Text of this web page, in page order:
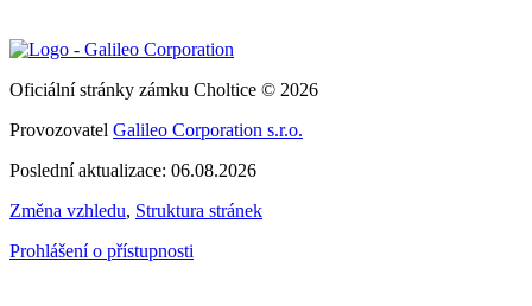
Oficiální stránky zámku Choltice © 2026
Provozovatel Galileo Corporation s.r.o.
Poslední aktualizace: 06.08.2026
Změna vzhledu, Struktura stránek
Prohlášení o přístupnosti